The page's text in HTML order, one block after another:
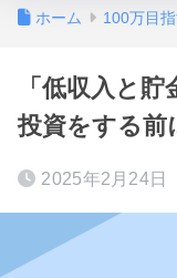
ホーム 100万目
「低収入と
投資をする前
2025年2月24日